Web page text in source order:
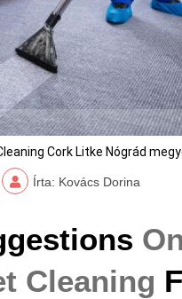
Cork Litke Nógrád
Írta: Kovács Dorina
Cleaning